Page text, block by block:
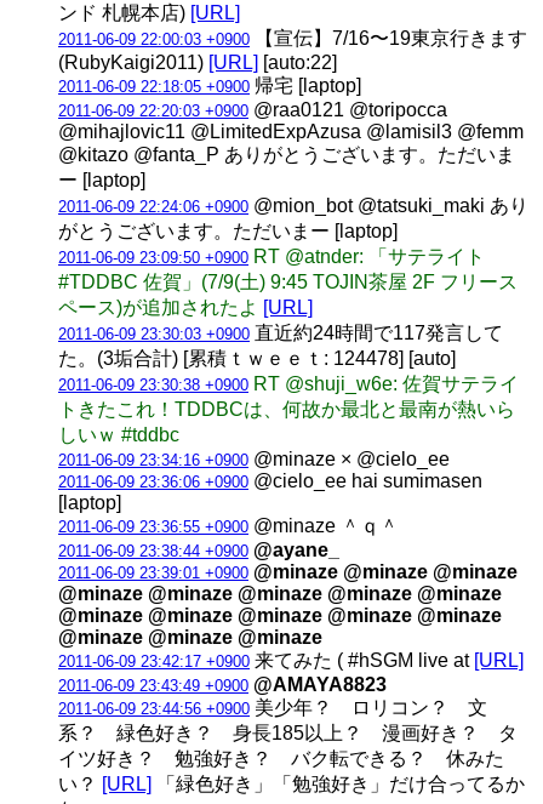
ンド 札幌本店) [URL]
2011-06-09 22:00:03 +0900 【宣伝】7/16〜19東京行きます
(RubyKaigi2011) [URL] [auto:22]
2011-06-09 22:18:05 +0900 帰宅 [laptop]
2011-06-09 22:20:03 +0900 @raa0121 @toripocca
@mihajlovic11 @LimitedExpAzusa @lamisil3 @femm
@kitazo @fanta_P ありがとうございます。ただいま
ー [laptop]
2011-06-09 22:24:06 +0900 @mion_bot @tatsuki_maki あり
がとうございます。ただいまー [laptop]
2011-06-09 23:09:50 +0900 RT @atnder: 「サテライト
#TDDBC 佐賀」(7/9(土) 9:45 TOJIN茶屋 2F フリース
ペース)が追加されたよ [URL]
2011-06-09 23:30:03 +0900 直近約24時間で117発言して
た。(3垢合計) [累積ｔｗｅｅｔ: 124478] [auto]
2011-06-09 23:30:38 +0900 RT @shuji_w6e: 佐賀サテライ
トきたこれ！TDDBCは、何故か最北と最南が熱いら
しいｗ #tddbc
2011-06-09 23:34:16 +0900 @minaze × @cielo_ee
2011-06-09 23:36:06 +0900 @cielo_ee hai sumimasen
[laptop]
2011-06-09 23:36:55 +0900 @minaze ＾ｑ＾
2011-06-09 23:38:44 +0900 @ayane_
2011-06-09 23:39:01 +0900 @minaze @minaze @minaze
@minaze @minaze @minaze @minaze @minaze
@minaze @minaze @minaze @minaze @minaze
@minaze @minaze @minaze
2011-06-09 23:42:17 +0900 来てみた ( #hSGM live at [URL]
2011-06-09 23:43:49 +0900 @AMAYA8823
2011-06-09 23:44:56 +0900 美少年？ ロリコン？ 文
系？ 緑色好き？ 身長185以上？ 漫画好き？ タ
イツ好き？ 勉強好き？ バク転できる？ 休みた
い？ [URL]
「緑色好き」「勉強好き」だけ合ってるか